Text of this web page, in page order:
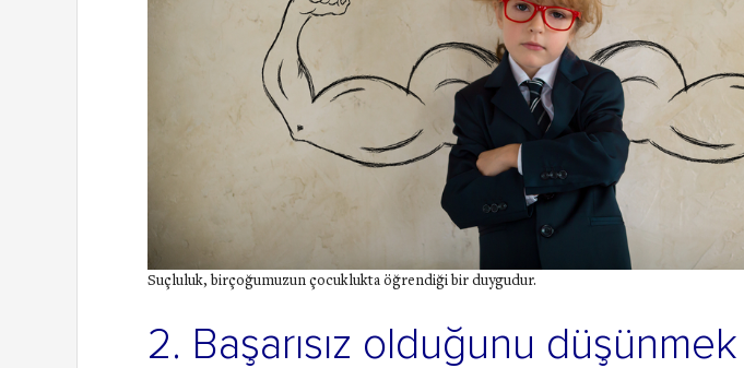
Suçluluk, birçoğumuzun çocuklukta öğrendiği bir duygudur.
2. Başarısız olduğunu düşünmek